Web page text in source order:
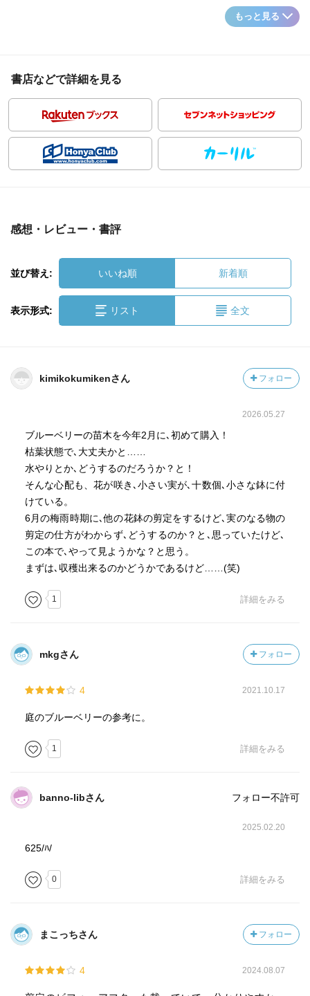
もっと見る
書店などで詳細を見る
感想・レビュー・書評
並び替え: いいね順 新着順
表示形式: リスト 全文
kimikokumikenさん フォロー
2026.05.27
ブルーベリーの苗木を今年2月に､初めて購入！
枯葉状態で､大丈夫かと……
水やりとか､どうするのだろうか？と！
そんな心配も、花が咲き､小さい実が､十数個､小さな鉢に付
けている。
6月の梅雨時期に､他の花鉢の剪定をするけど､実のなる物の
剪定の仕方がわからず､どうするのか？と､思っていたけど､
この本で､やって見ようかな？と思う。
まずは､収穫出来るのかどうかであるけど……(笑)
1 詳細をみる
mkgさん フォロー
4 2021.10.17
庭のブルーベリーの参考に。
1 詳細をみる
banno-libさん フォロー不許可
2025.02.20
625/ﾊ/
0 詳細をみる
まこっちさん フォロー
4 2024.08.07